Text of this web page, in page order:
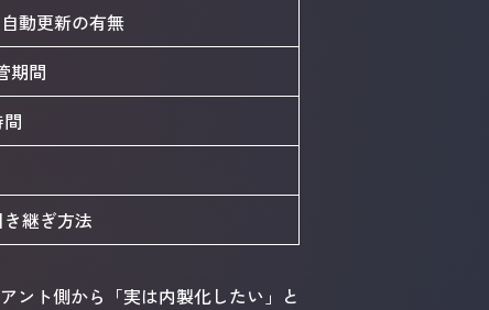
動更新の有無
期間
継ぎ方法
ント側から「実は内製化したい」と